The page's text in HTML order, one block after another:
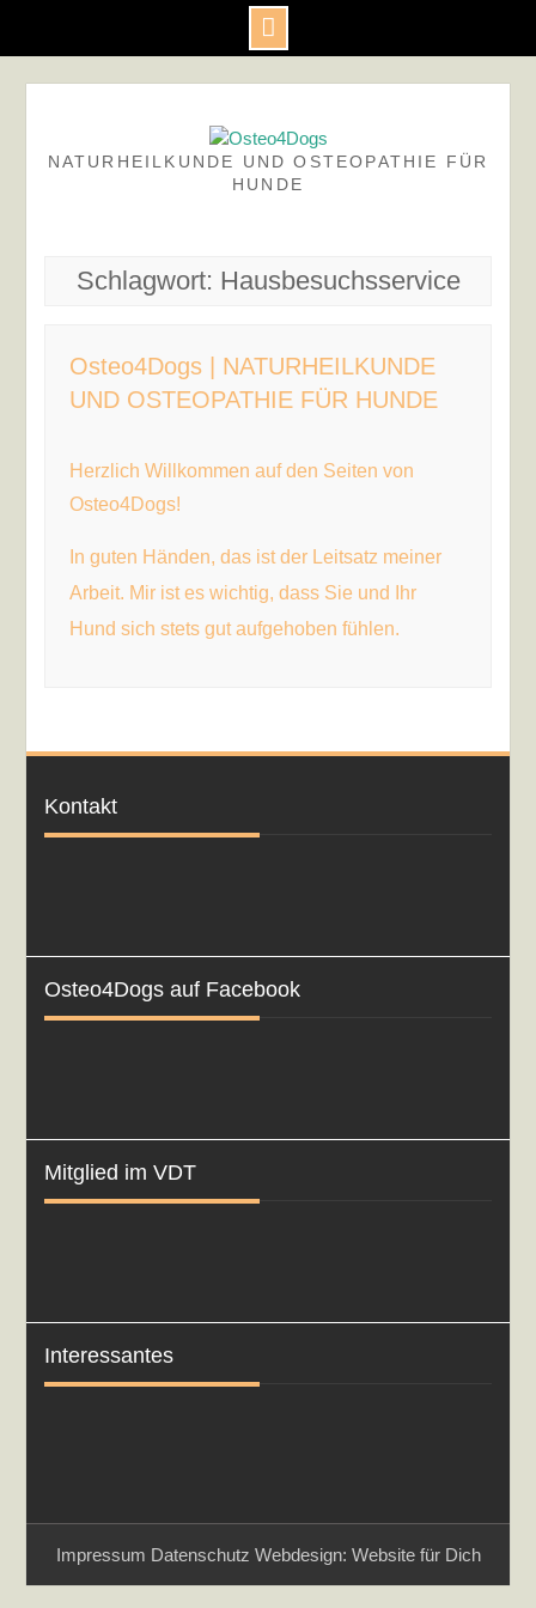
NATURHEILKUNDE UND OSTEOPATHIE FÜR
HUNDE
Schlagwort: Hausbesuchsservice
Osteo4Dogs | NATURHEILKUNDE
UND OSTEOPATHIE FÜR HUNDE
Herzlich Willkommen auf den Seiten von
Osteo4Dogs!
In guten Händen,das ist der Leitsatz meiner
Arbeit. Mir ist es wichtig, dass Sie und Ihr
Hund sich stets gut aufgehoben fühlen.
Kontakt
Osteo4Dogs auf Facebook
Mitglied im VDT
Interessantes
Impressum Datenschutz Webdesign: Website für Dich